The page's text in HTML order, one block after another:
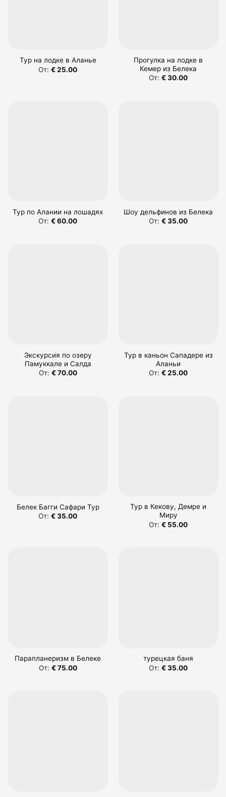
Тур на лодке в Аланье
От: €25.00
Прогулка на лодке в
Кемер из Белека
От: €30.00
Тур по Алании на лошадях
От: €60.00
Шоу дельфинов из Белека
От: €35.00
Экскурсия по озеру
Памуккале и Салда
От: €70.00
Тур в каньон Сападере из
Аланьи
От: €25.00
Белек Багги Сафари Тур
От: €35.00
Тур в Кекову, Демре и
Миру
От: € 55.00
Парапланеризм в Белеке
От: €75.00
турецкая баня
От: €35.00